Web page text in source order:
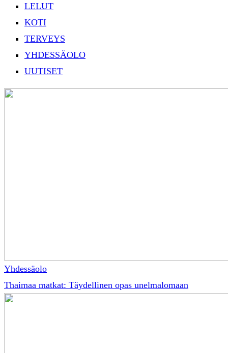
LELUT
KOTI
TERVEYS
YHDESSÄOLO
UUTISET
Yhdessäolo
Thaimaa matkat: Täydellinen opas unelmalomaan